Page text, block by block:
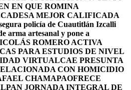
EN QUE ROMINA
MEJOR CALIFICADA
policía de Cuautitlán Izcalli
arma artesanal y pone a
ROMERO ACTIVA
PARA ESTUDIOS DE NIVEL
VIRTUALCAE PRESUNTA
CON HOMICIDIO
CHAMAPAOFRECE
JORNADA INTEGRAL DE